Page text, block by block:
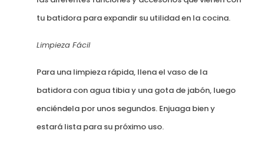
tu batidora para expandir su utilidad en la cocina.
Limpieza Fácil
Para una limpieza rápida, llena el vaso de la
batidora con agua tibia y una gota de jabón, luego
enciéndela por unos segundos. Enjuaga bien y
estará lista para su próximo uso.